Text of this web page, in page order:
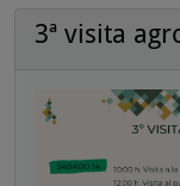
3ª visita